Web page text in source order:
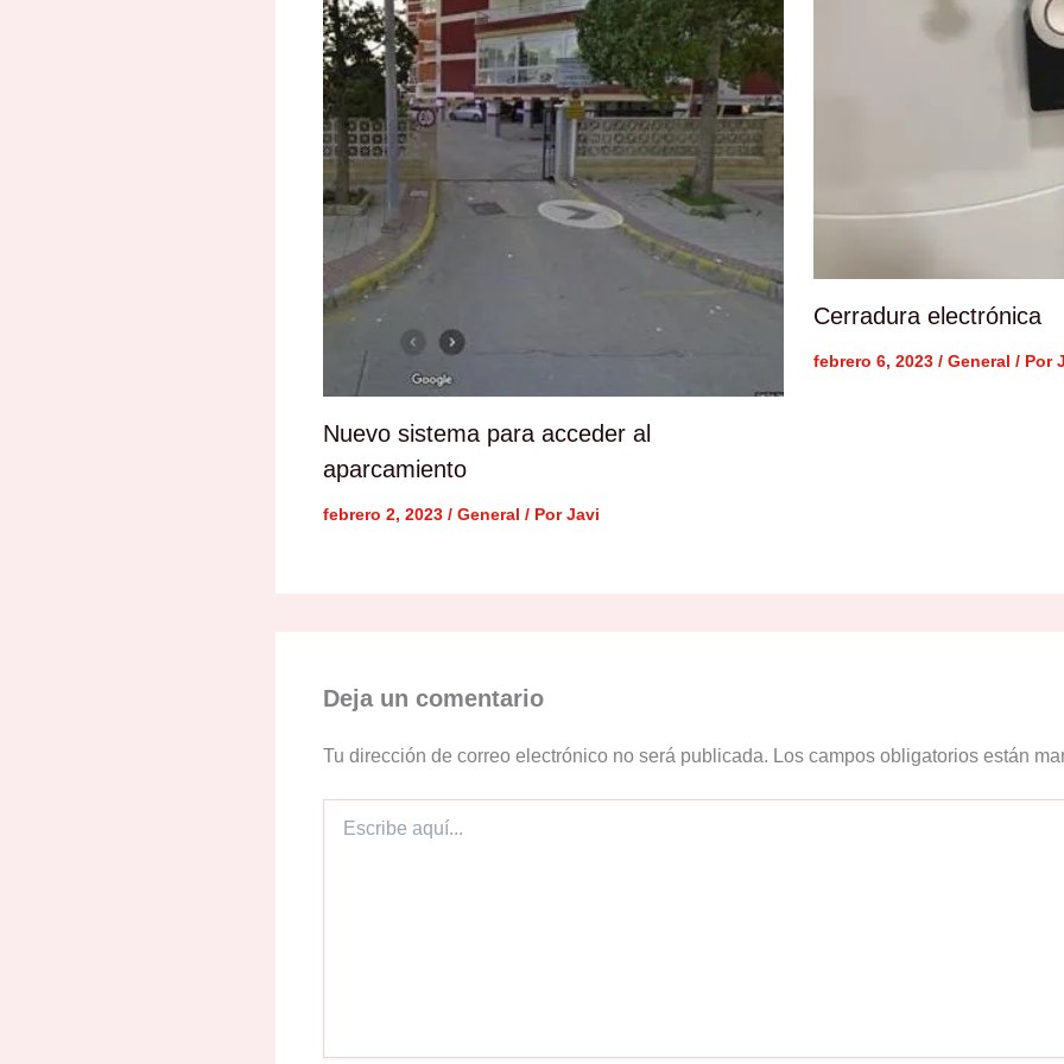
Nuevo sistema para acceder al
aparcamiento
febrero 2, 2023 / General / PorJavi
Cerradura electrónica
febrero 6, 2023 / General / Por
Deja un comentario
Tu dirección de correo electrónico no será publicada. Los campos obligatorios están
aquí...